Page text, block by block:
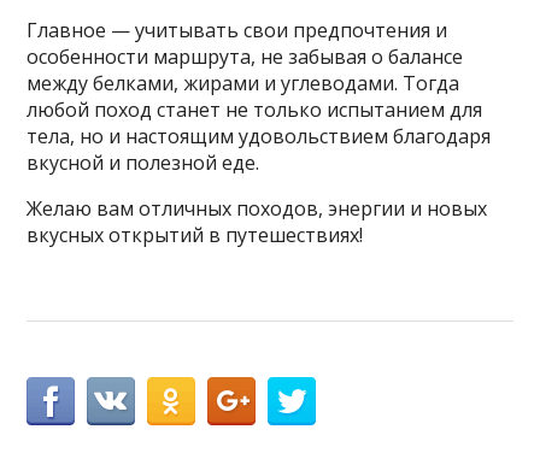
Главное — учитывать свои предпочтения и
особенности маршрута, не забывая о балансе
между белками, жирами и углеводами. Тогда
любой поход станет не только испытанием для
тела, но и настоящим удовольствием благодаря
вкусной и полезной еде.
Желаю вам отличных походов, энергии и новых
вкусных открытий в путешествиях!